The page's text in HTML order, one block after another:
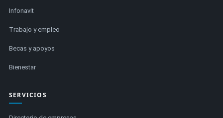
Infonavit
Trabajo y empleo
Becas y apoyos
Bienestar
SERVICIOS